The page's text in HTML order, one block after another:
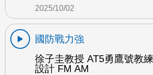
2025/10/02
國防戰力強
徐子圭教授 AT5勇鷹號教
設計 FM AM